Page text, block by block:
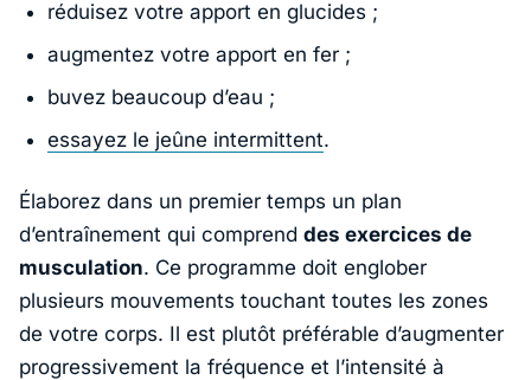
réduisez votre apport en glucides ;
augmentez votre apport en fer ;
buvez beaucoup d’eau ;
essayez le jeûne intermittent.
Élaborez dans un premier temps un plan
d’entraînement qui comprend des exercices de
musculation. Ce programme doit englober
plusieurs mouvements touchant toutes les zones
de votre corps. Il est plutôt préférable d’augmenter
progressivement la fréquence et l’intensité à